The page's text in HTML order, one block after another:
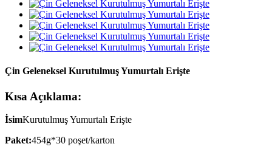
Çin Geleneksel Kurutulmuş Yumurtalı Erişte
Kısa Açıklama:
İsimKurutulmuş Yumurtalı Erişte
Paket:454g*30 poşet/karton